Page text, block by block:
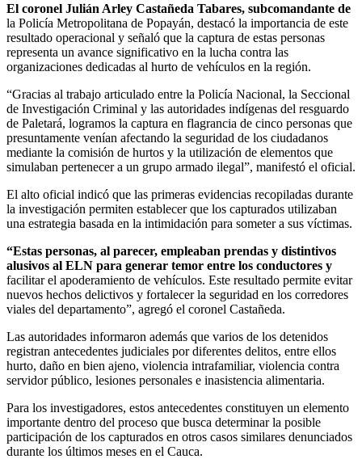
El coronel Julián Arley Castañeda Tabares, subcomandante de
la Policía Metropolitana de Popayán, destacó la importancia de este
resultado operacional y señaló que la captura de estas personas
representa un avance significativo en la lucha contra las
organizaciones dedicadas al hurto de vehículos en la región.
“Gracias al trabajo articulado entre la Policía Nacional, la Seccional
de Investigación Criminal y las autoridades indígenas del resguardo
de Paletará, logramos la captura en flagrancia de cinco personas que
presuntamente venían afectando la seguridad de los ciudadanos
mediante la comisión de hurtos y la utilización de elementos que
simulaban pertenecer a un grupo armado ilegal”, manifestó el oficial.
El alto oficial indicó que las primeras evidencias recopiladas durante
la investigación permiten establecer que los capturados utilizaban
una estrategia basada en la intimidación para someter a sus víctimas.
“Estas personas, al parecer, empleaban prendas y distintivos
alusivos al ELN para generar temor entre los conductores y
facilitar el apoderamiento de vehículos. Este resultado permite evitar
nuevos hechos delictivos y fortalecer la seguridad en los corredores
viales del departamento”, agregó el coronel Castañeda.
Las autoridades informaron además que varios de los detenidos
registran antecedentes judiciales por diferentes delitos, entre ellos
hurto, daño en bien ajeno, violencia intrafamiliar, violencia contra
servidor público, lesiones personales e inasistencia alimentaria.
Para los investigadores, estos antecedentes constituyen un elemento
importante dentro del proceso que busca determinar la posible
participación de los capturados en otros casos similares denunciados
durante los últimos meses en el Cauca.